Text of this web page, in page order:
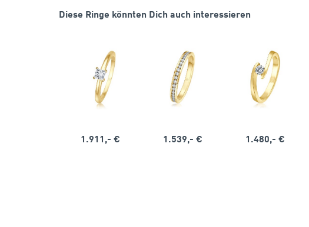
Diese Ringe könnten Dich auch interessieren
1.911,- € 1.539,- € 1.480,- €